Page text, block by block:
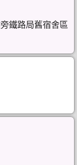
鐵路局舊宿舍區